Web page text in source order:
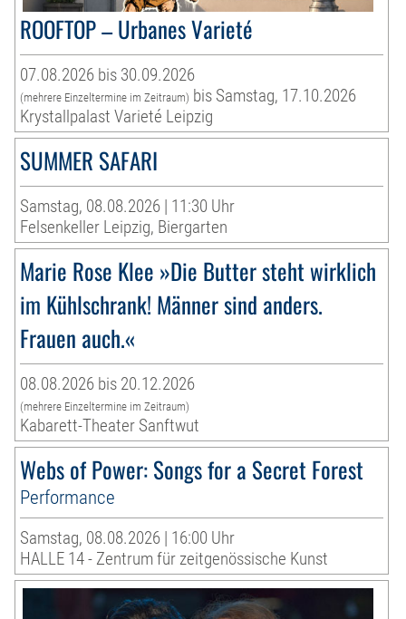
ROOFTOP – Urbanes Varieté
07.08.2026 bis 30.09.2026
(mehrere Einzeltermine im Zeitraum) bis Samstag, 17.10.2026
Krystallpalast Varieté Leipzig
SUMMER SAFARI
Samstag, 08.08.2026 | 11:30 Uhr
Felsenkeller Leipzig, Biergarten
Marie Rose Klee »Die Butter steht wirklich
im Kühlschrank! Männer sind anders.
Frauen auch.«
08.08.2026 bis 20.12.2026
(mehrere Einzeltermine im Zeitraum)
Kabarett-Theater Sanftwut
Webs of Power: Songs for a Secret Forest
Performance
Samstag, 08.08.2026 | 16:00 Uhr
HALLE 14 - Zentrum für zeitgenössische Kunst